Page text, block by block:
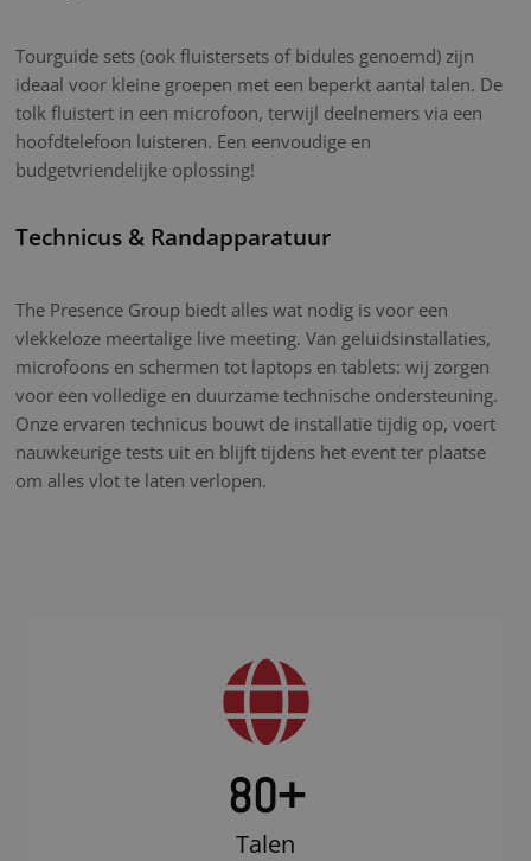
Tourguide sets (ook fluistersets of bidules genoemd) zijn
ideaal voor kleine groepen met een beperkt aantal talen. De
tolk fluistert in een microfoon, terwijl deelnemers via een
hoofdtelefoon luisteren. Een eenvoudige en
budgetvriendelijke oplossing!
Technicus & Randapparatuur
The Presence Group biedt alles wat nodig is voor een
vlekkeloze meertalige live meeting. Van geluidsinstallaties,
microfoons en schermen tot laptops en tablets: wij zorgen
voor een volledige en duurzame technische ondersteuning.
Onze ervaren technicus bouwt de installatie tijdig op, voert
nauwkeurige tests uit en blijft tijdens het event ter plaatse
om alles vlot te laten verlopen.
80+
Talen